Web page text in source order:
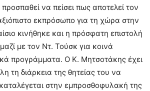
να πείσει πως αποτελεί τον
εκπρόσωπο για τη χώρα στην
κινήθηκε και η πρόσφατη επιστολή
με τον Ντ. Τούσκ για κοινά
προγράμματα. Ο Κ. Μητσοτάκης έχει
τη διάρκεια της θητείας του να
στην εμπροσθοφυλακή της